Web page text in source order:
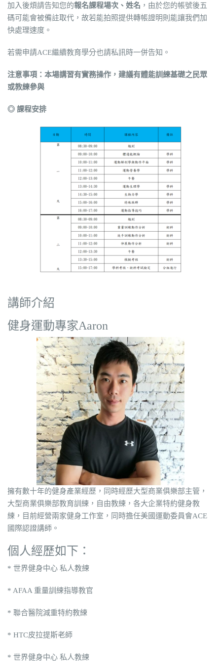
加入後煩請告知您的報名課程場次、姓名 ，由於您的帳號後五
碼可能會被備註取代，故若能拍照提供轉帳證明則能讓我們加
快處理速度。
若需申請ACE繼續教育學分也請私訊時一併告知。
注意事項：本場講習有實務操作，建議有體能訓練基礎之民眾
或教練參與
◎ 課程安排
講師介紹
健身運動專家Aaron
擁有數十年的健身產業經歷，同時經歷大型商業俱樂部主管，
大型商業俱樂部教育訓練，自由教練，各大企業特約健身教
練，目前經營兩家健身工作室，同時擔任美國運動委員會ACE
國際認證講師。
個人經歷如下：
* 世界健身中心 私人教練
* AFAA 重量訓練指導教官
* 聯合醫院減重特約教練
* HTC皮拉提斯老師
* 世界健身中心 私人教練